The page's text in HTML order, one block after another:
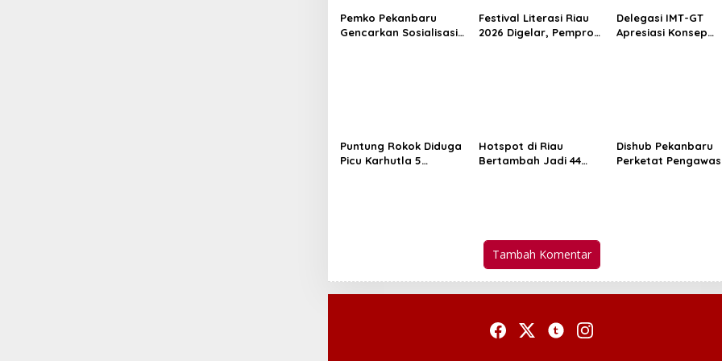
Pemko Pekanbaru
Gencarkan Sosialisasi
Festival Literasi Riau
2026 Digelar, Pemprov
Delegasi IMT-GT
Apresiasi Konsep
Puntung Rokok Diduga
Picu Karhutla 5
Hotspot di Riau
Bertambah Jadi 44
Dishub Pekanbaru
Perketat
Tambah Komentar